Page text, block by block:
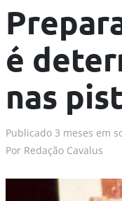
é
nas
Publicado 3 meses em
Por Redação Cavalus